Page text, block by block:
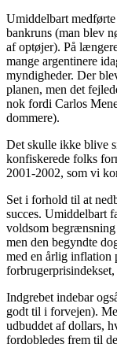
Umiddelbart
bankruns (man blev
af optøjer). På
mange argentinere
myndigheder. Der
planen, men det
nok fordi Carlos
dommere).
Det skulle ikke blive
konfiskerede folks
2001-2002, som vi
Set i forhold til at
succes. Umiddelbart
voldsom
men den begyndte
med en årlig inflation
Indgrebet indebar
godt til i forvejen).
udbuddet af dollars,
fordobledes frem til